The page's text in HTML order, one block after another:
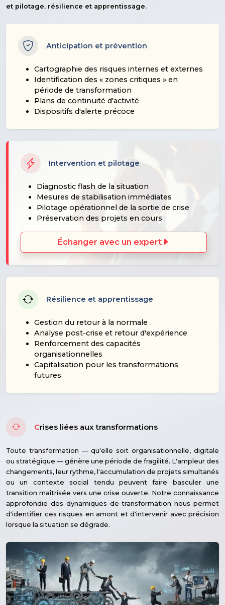
et pilotage, résilience et apprentissage.
Anticipation et prévention
Cartographie des risques internes et externes
Identification des « zones critiques » en
période de transformation
Plans de continuité d'activité
Dispositifs d'alerte précoce
Intervention et pilotage
Diagnostic flash de la situation
Mesures de stabilisation immédiates
Pilotage opérationnel de la sortie de crise
Préservation des projets en cours
Échanger avec un expert
Résilience et apprentissage
Gestion du retour à la normale
Analyse post-crise et retour d'expérience
Renforcement des capacités
organisationnelles
Capitalisation pour les transformations
futures
Crises liées aux transformations
Toute transformation — qu'elle soit organisationnelle, digitale
ou stratégique — génère une période de fragilité. L'ampleur des
changements, leur rythme, l'accumulation de projets simultanés
ou un contexte social tendu peuvent faire basculer une
transition maîtrisée vers une crise ouverte. Notre connaissance
approfondie des dynamiques de transformation nous permet
d'identifier ces risques en amont et d'intervenir avec précision
lorsque la situation se dégrade.